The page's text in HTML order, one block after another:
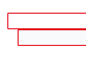
ДЕТСКИЕ ТОВАРЫ